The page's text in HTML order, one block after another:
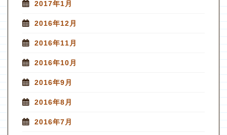
2017年1月
2016年12月
2016年11月
2016年10月
2016年9月
2016年8月
2016年7月